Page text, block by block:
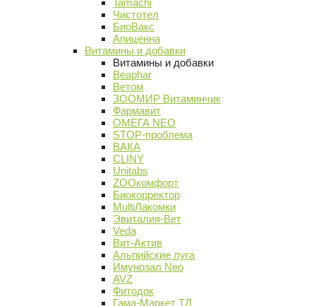
Tamachi
Чистотел
БиоВакс
Апиценна
Витамины и добавки
Витамины и добавки
Beaphar
Ветом
ЗООМИР Витаминчик
Фармавит
ОМЕГА NEO
STOP-проблема
ВАКА
CLINY
Unitabs
ZOOкомфорт
Биокорректор
MultiЛакомки
Эвиталия-Вет
Veda
Вит-Актив
Альпийские луга
Имунозал Neo
AVZ
Фитодок
Гама-Маркет ТД